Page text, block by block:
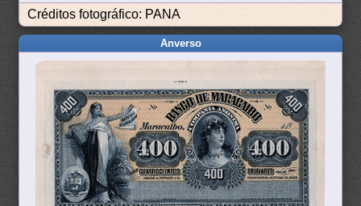
Créditos fotográfico: PANA
Anverso